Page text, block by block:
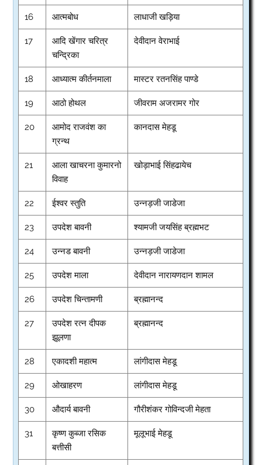
16 आत्मबोध लाधाजी खड़िया
17
आदि खेंगार चरित्र
चन्द्रिका
देवीदान वेराभाई
18 आध्यात्म कीर्तनमाला मास्टर रतनसिंह पाण्डे
19 आठो होथल जीवराम अजरामर गोर
20
आमोद राजवंश का
ग्रन्थ
कानदास मेहडू
21
आला खाचरना कुमारनो
विवाह
खोड़ाभाई सिंहढायेच
22 ईश्वर स्तुति उन्नड़जी जाडेजा
23 उपदेश बावनी श्यामजी जयसिंह ब्रह्मभट
24 उन्नड बावनी उन्नड़जी जाडेजा
25 उपदेश माला देवीदान नारायणदान शामल
26 उपदेश चिन्तामणी ब्रह्मानन्द
27
उपदेश रत्न दीपक
झूलणा
ब्रह्मानन्द
28 एकादशी महात्म लांगीदास मेहडू
29 ओखाहरण लांगीदास मेहडू
30 औदार्य बावनी गौरीशंकर गोविन्दजी मेहता
31
कृष्ण कुब्जा रसिक
बत्तीसी
मूलूभाई मेहडू